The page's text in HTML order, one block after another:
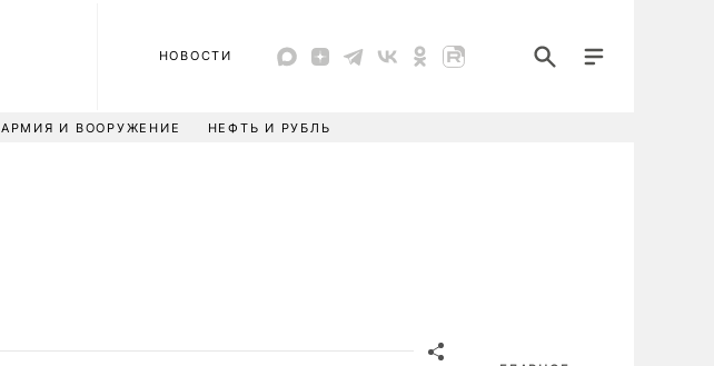
НОВОСТИ
АРМИЯ И ВООРУЖЕНИЕ НЕФТЬ И РУБЛЬ